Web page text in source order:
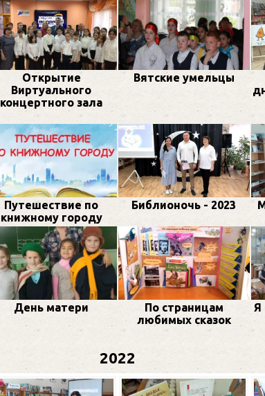
Открытие
Виртуального
концертного зала
Вятские умельцы
Путешествие по
книжному городу
Библионочь - 2023
День матери
По страницам
любимых сказок
Я
2022